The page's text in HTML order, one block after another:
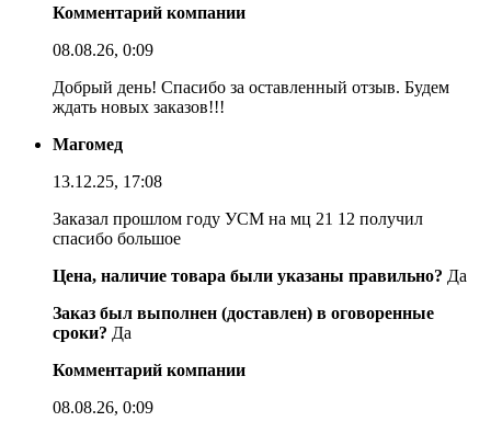
Комментарий компании
08.08.26, 0:09
Добрый день! Спасибо за оставленный отзыв. Будем
ждать новых заказов!!!
Магомед
13.12.25, 17:08
Заказал прошлом году УСМ на мц 21 12 получил
спасибо большое
Цена, наличие товара были указаны правильно? Да
Заказ был выполнен (доставлен) в оговоренные
сроки? Да
Комментарий компании
08.08.26, 0:09